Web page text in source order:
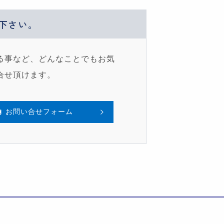
さい。
事など、どんなことでもお気
頂けます。
お問い合せフォーム